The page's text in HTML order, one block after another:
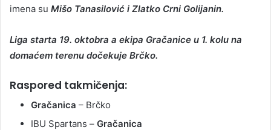
imena su Mišo Tanasilović i Zlatko Crni Golijanin.
Liga starta 19. oktobra a ekipa Gračanice u 1. kolu na
domaćem terenu dočekuje Brčko.
Raspored takmičenja:
Gračanica – Brčko
IBU Spartans – Gračanica